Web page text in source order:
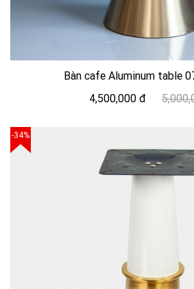
Bàn cafe Aluminum table
4,500,000 đ
-34%